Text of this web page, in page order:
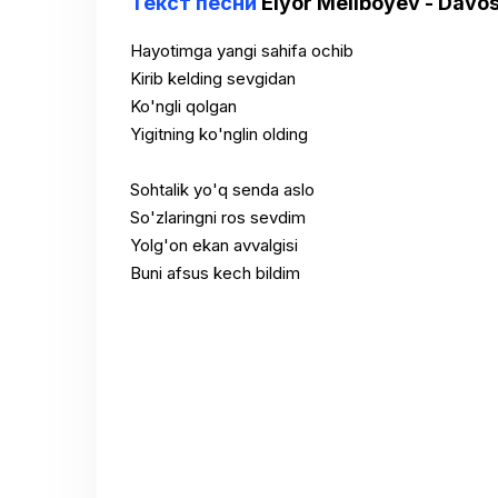
Hayotimga yangi sahifa ochib
Kirib kelding sevgidan
Ko'ngli qolgan
Yigitning ko'nglin olding
Sohtalik yo'q senda aslo
So'zlaringni ros sevdim
Yolg'on ekan avvalgisi
Buni afsus kech bildim